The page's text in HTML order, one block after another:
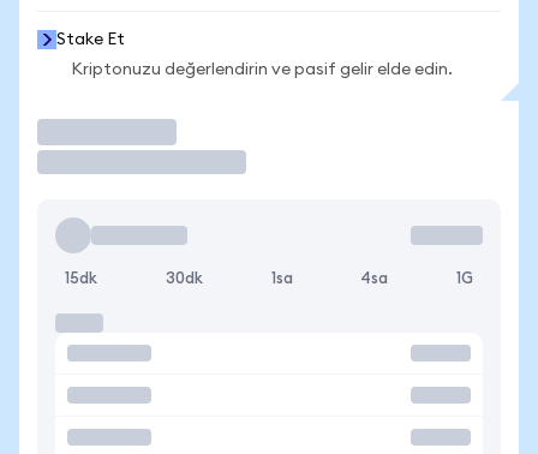
Stake Et
Kriptonuzu değerlendirin ve pasif gelir elde edin.
15dk 30dk 1sa 4sa 1G